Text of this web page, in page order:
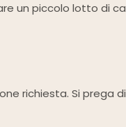
un piccolo lotto
richiesta. Si